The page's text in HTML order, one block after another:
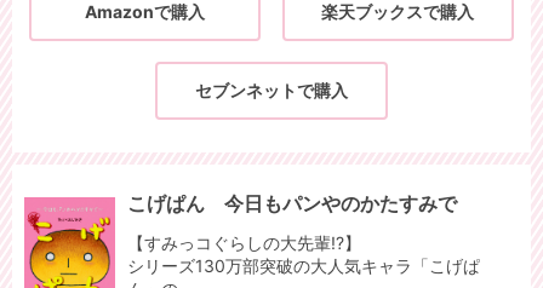
Amazonで購入 楽天ブックスで購入
セブンネットで購入
こげぱん 今日もパンやのかたすみで
【すみっコぐらしの大先輩!?】
シリーズ130万部突破の大人気キャラ「こげぱ